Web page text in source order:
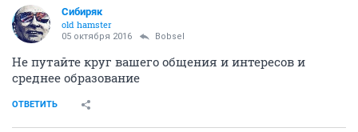
Сибиряк
old hamster
05 октября 2016 Bobsel
Не путайте круг вашего общения и интересов и
среднее образование
ОТВЕТИТЬ